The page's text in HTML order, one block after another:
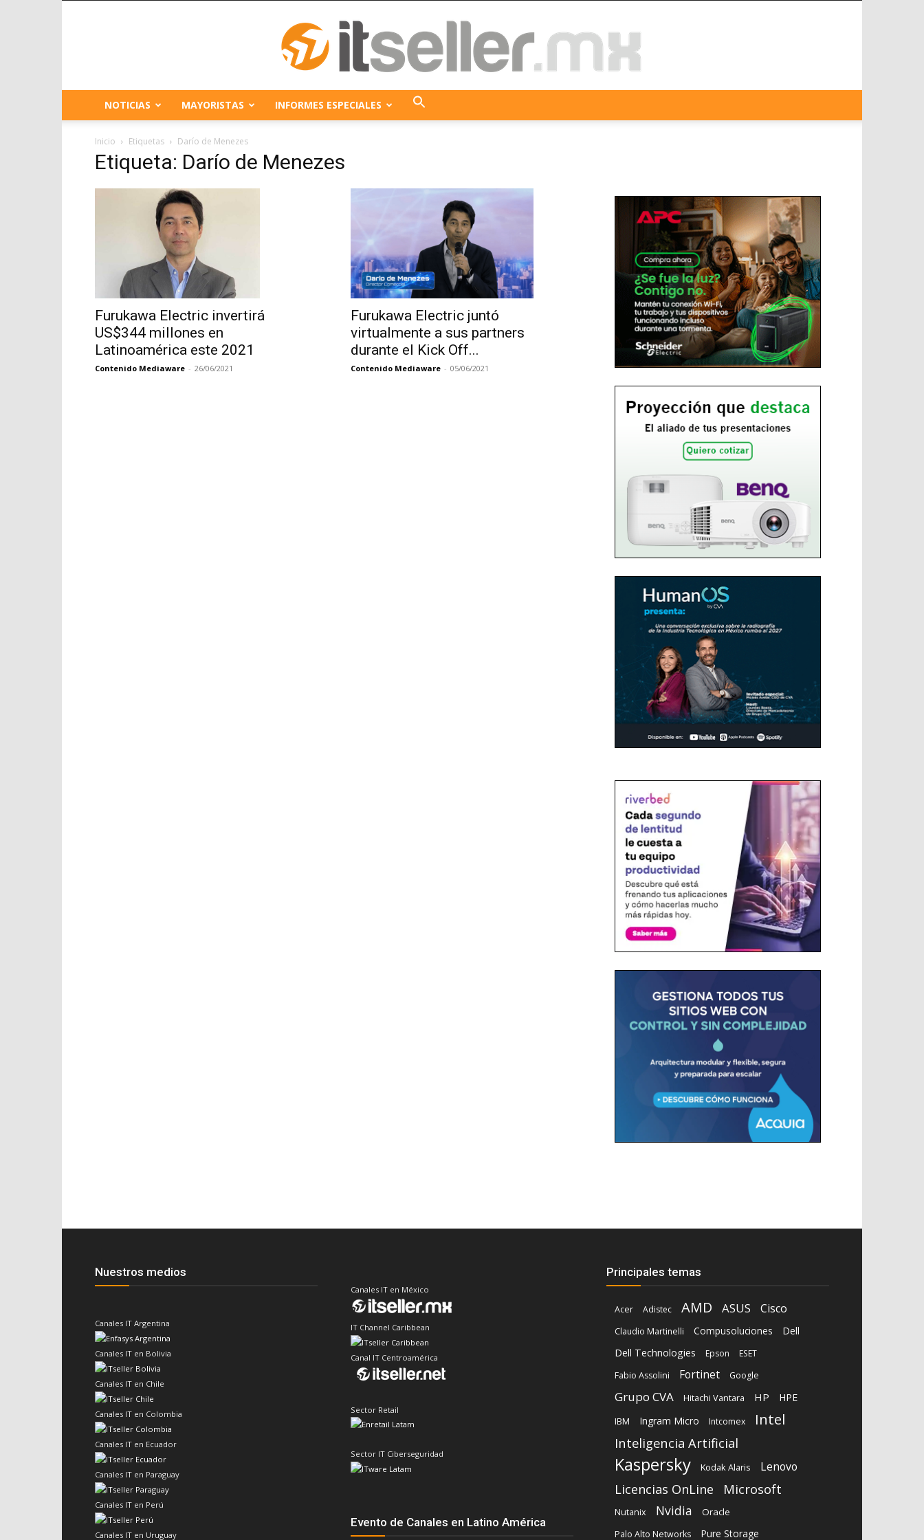
ITseller
México
NOTICIAS MAYORISTAS INFORMES ESPECIALES
Inicio Etiquetas Darío de Menezes
Etiqueta: Darío de Menezes
Furukawa Electric invertirá
US$344 millones en
Latinoamérica este 2021
Contenido Mediaware - 26/06/2021
Furukawa Electric juntó
virtualmente a sus partners
durante el Kick Off...
Contenido Mediaware - 05/06/2021
Nuestros medios
Canales IT Argentina
Canales IT en Bolivia
Canales IT en Chile
Canales IT en Colombia
Canales IT en Ecuador
Canales IT en Paraguay
Canales IT en Perú
Canales IT en Uruguay
Canales IT en México
IT Channel Caribbean
Canal IT Centroamérica
Sector Retail
Sector IT Ciberseguridad
Evento de Canales en Latino América
Principales temas
Acer Adistec AMD ASUS Cisco
Claudio Martinelli Compusoluciones
Dell
Dell Technologies
Epson
ESET
Fabio Assolini
Fortinet Google
Grupo CVA Hitachi Vantara HP HPE
IBM Ingram Micro Intcomex Intel
Inteligencia Artificial
Kaspersky Kodak Alaris Lenovo
Licencias OnLine Microsoft
Nutanix Nvidia Oracle
Palo Alto Networks Pure Storage